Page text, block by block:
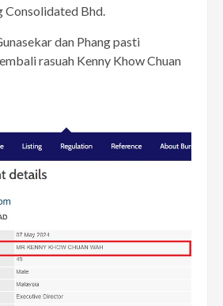
Consolidated Bhd.
dan Phang pasti
rasuah Kenny Khow Chuan